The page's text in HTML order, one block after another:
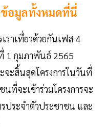
ข้อมูลทั้งหมดที่นี่
ราเที่ยวด้วยกันเฟส 4
1 กุมภาพันธ์ 2565
จะสิ้นสุดโครงการในวันที่
ที่จะเข้าร่วมโครงการจะ
ระจำตัวประชาชน และ